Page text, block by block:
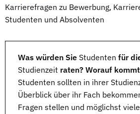
Karrierefragen zu Bewerbung,
Studenten und Absolventen
Was würden Sie Studenten für
Studienzeit raten? Worauf
Studenten sollten in ihrer
Überblick über ihr Fach
Fragen stellen und möglichst